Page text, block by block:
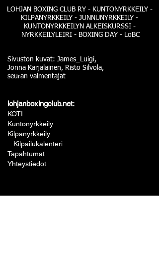
LOHJAN BOXING CLUB RY - KUNTONYRKKEILY -
KILPANYRKKEILY - JUNNUNYRKKEILY -
KUNTONYRKKEILYN ALKEISKURSSI -
NYRKKEILYLEIRI - BOXING DAY - LoBC
Sivuston kuvat: James_Luigi,
Jonna Karjalainen, Risto Silvola,
seuran valmentajat
lohjanboxingclub.net:
KOTI
Kuntonyrkkeily
Kilpanyrkkeily
Kilpailukalenteri
Tapahtumat
Yhteystiedot